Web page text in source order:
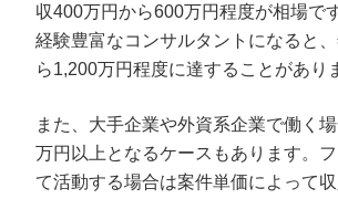
収400万円から600万円程度が相場で
経験豊富なコンサルタントになると
ら1,200万円程度に達することがあり
また、大手企業や外資系企業で働く
万円以上となるケースもあります。
て活動する場合は案件単価によって